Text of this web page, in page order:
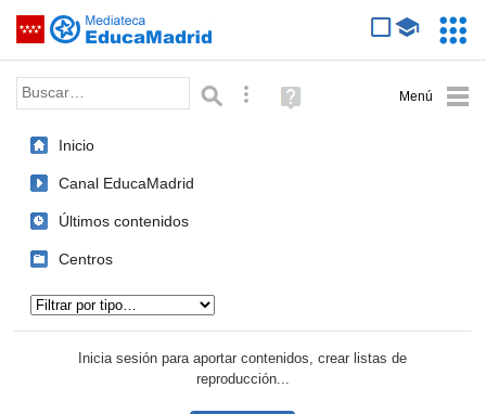
Saltar navegación
Palabra o frase: Búsqueda avanzada
Ayuda
(en
Inicio
Canal EducaMadrid
Últimos contenidos
Centros
Inicia sesión para aportar contenidos, crear listas de
reproducción...